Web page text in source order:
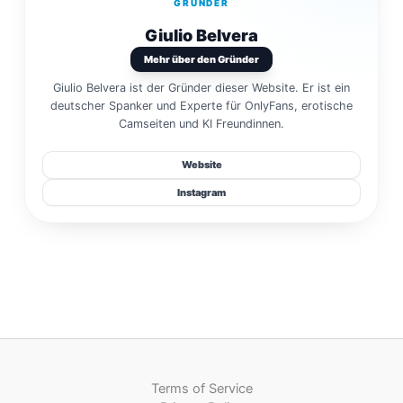
GRÜNDER
Giulio Belvera
Mehr über den Gründer
Giulio Belvera ist der Gründer dieser Website. Er ist ein
deutscher Spanker und Experte für OnlyFans, erotische
Camseiten und KI Freundinnen.
Website
Instagram
Terms of Service